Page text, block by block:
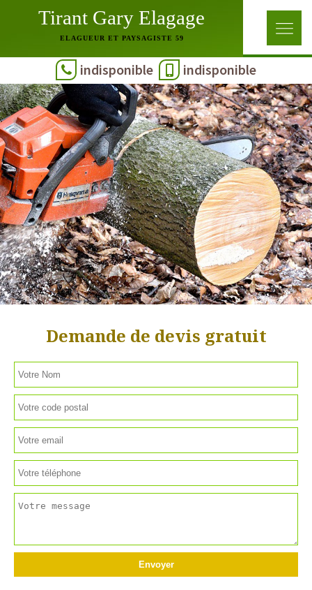
Tirant Gary Elagage
ELAGUEUR ET PAYSAGISTE 59
indisponible indisponible
Demande de devis gratuit